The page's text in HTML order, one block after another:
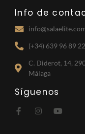
Info de
(+34) 639 96 89 22
C. Diderot, 14,
Málaga
Síguenos